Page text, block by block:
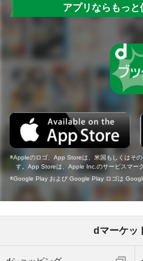
アプリならもっと
Appleのロゴ、App Storeは、米国もしくはそ
す。App Storeは、Apple Inc.のサービスマーク
Google Play および Google Play ロゴは
dマーケッ